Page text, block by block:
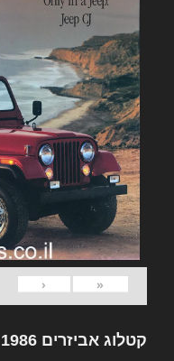
«
‹
קטלוג אביזרים Jeep 1986